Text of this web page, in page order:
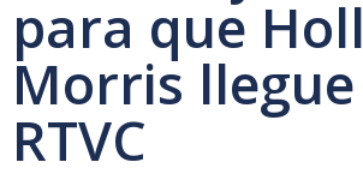
para que
Morris
RTVC